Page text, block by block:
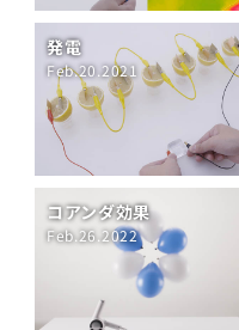
発電
Feb.20.2021
コアンダ効果
Feb.26.2022